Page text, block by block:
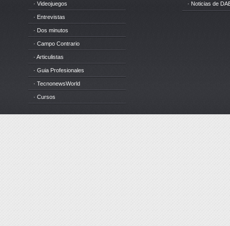
· Videojuegos
· Entrevistas
· Dos minutos
· Campo Contrario
· Articulistas
· Guia Profesionales
· TecnonewsWorld
· Cursos
· Noticias de